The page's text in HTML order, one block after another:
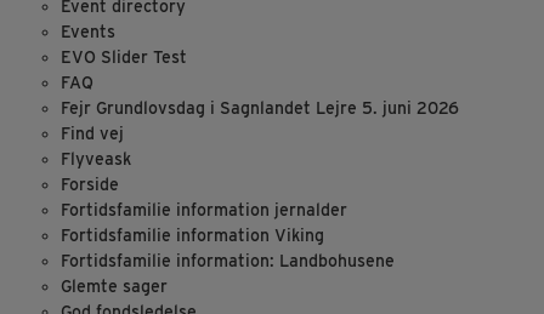
Event directory
Events
EVO Slider Test
FAQ
Fejr Grundlovsdag i Sagnlandet Lejre 5. juni 2026
Find vej
Flyveask
Forside
Fortidsfamilie information jernalder
Fortidsfamilie information Viking
Fortidsfamilie information: Landbohusene
Glemte sager